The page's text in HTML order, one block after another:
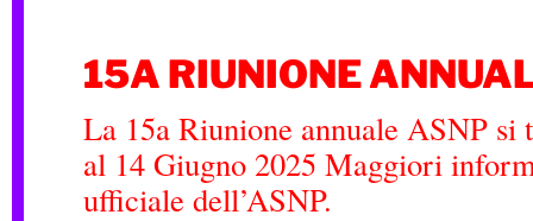
15A RIUNIONE
La 15a Riunione annuale ASNP si
al 14 Giugno 2025 Maggiori
ufficiale dell’ASNP.